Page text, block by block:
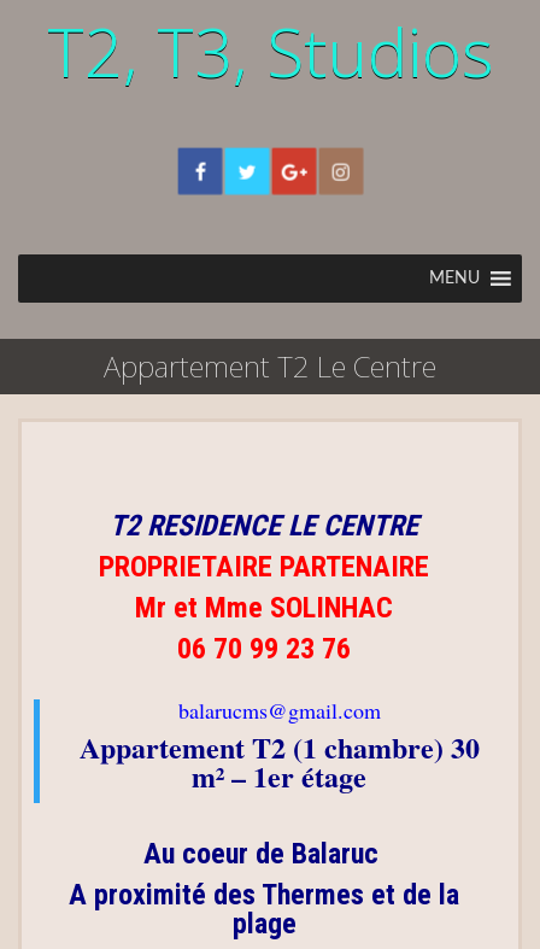
T2, T3, Studios
MENU
Appartement T2 Le Centre
T2 RESIDENCE LE CENTRE
PROPRIETAIRE PARTENAIRE
Mr et Mme SOLINHAC
06 70 99 23 76
balarucms@gmail.com
Appartement T2 (1 chambre) 30
m² – 1er étage
Au coeur de Balaruc
A proximité des Thermes et de la
plage